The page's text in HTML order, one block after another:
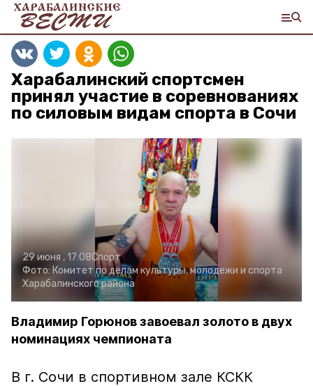
Харабалинский спортсмен
принял участие в соревнованиях
по силовым видам спорта в Сочи
29 июня , 17:08Спорт
Фото: Комитет по делам культуры, молодежи и спорта
Харабалинского района
Владимир Горюнов завоевал золото в двух
номинациях чемпионата
В г. Сочи в спортивном зале КСКК